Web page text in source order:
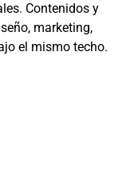
Contenidos y
marketing,
el mismo techo.